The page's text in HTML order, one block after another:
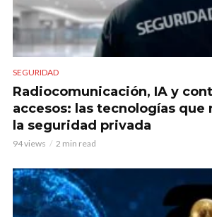
SEGURIDAD
Radiocomunicación, IA y
accesos: las tecnologías que
la seguridad privada
94 views 2 min read